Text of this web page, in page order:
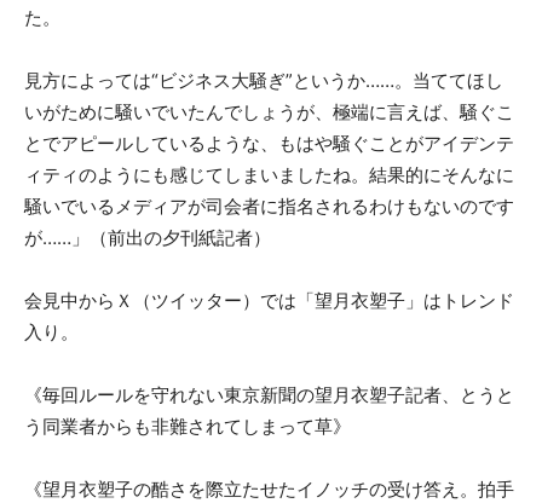
た。
見方によっては“ビジネス大騒ぎ”というか……。当ててほし
いがために騒いでいたんでしょうが、極端に言えば、騒ぐこ
とでアピールしているような、もはや騒ぐことがアイデンテ
ィティのようにも感じてしまいましたね。結果的にそんなに
騒いでいるメディアが司会者に指名されるわけもないのです
が……」（前出の夕刊紙記者）
会見中からＸ（ツイッター）では「望月衣塑子」はトレンド
入り。
《毎回ルールを守れない東京新聞の望月衣塑子記者、とうと
う同業者からも非難されてしまって草》
《望月衣塑子の酷さを際立たせたイノッチの受け答え。拍手